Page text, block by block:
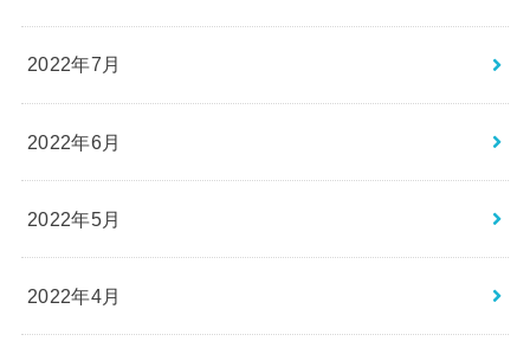
2022年7月
2022年6月
2022年5月
2022年4月